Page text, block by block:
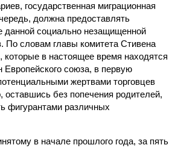
государственная миграционная
должна предоставлять
данной социально незащищенной
По словам главы комитета Стивена
которые в настоящее время находятся
Европейского союза, в первую
жертвами торговцев
оставшись без попечения родителей,
фигурантами различных
в начале прошлого года, за пять